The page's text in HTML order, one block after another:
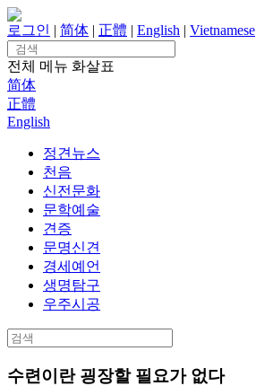
Skip
to
content
로그인 | 简体 | 正體 | English | Vietnamese
Search
for:
전체 메뉴 화살표
简体
正體
English
정견뉴스
천음
신전문화
문학예술
견증
문명신견
경세예언
생명탐구
우주시공
Search
for:
수련이란 굉장할 필요가 없다